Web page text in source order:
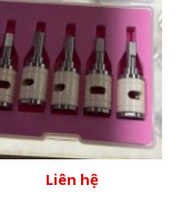
Liên hệ